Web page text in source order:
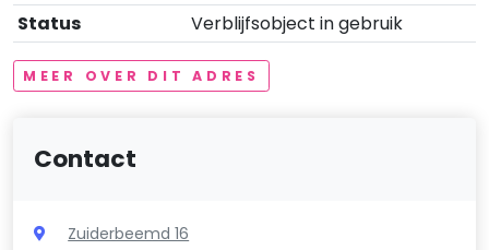
Status
Verblijfsobject in gebruik
MEER OVER DIT ADRES
Contact
Zuiderbeemd 16